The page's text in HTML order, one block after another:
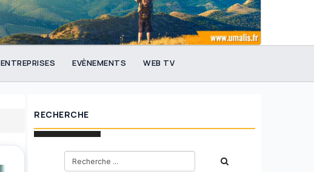
ENTREPRISES EVÈNEMENTS WEB TV
RECHERCHE